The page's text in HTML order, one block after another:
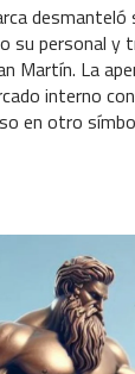
desmanteló
su personal y
Martín. La
interno
en otro